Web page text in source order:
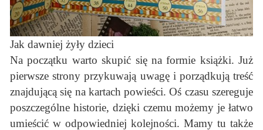
Jak dawniej żyły dzieci
Na początku warto skupić się na formie książki. Już
pierwsze strony przykuwają uwagę i porządkują treść
znajdującą się na kartach powieści. Oś czasu szereguje
poszczególne historie, dzięki czemu możemy je łatwo
umieścić w odpowiedniej kolejności. Mamy tu także